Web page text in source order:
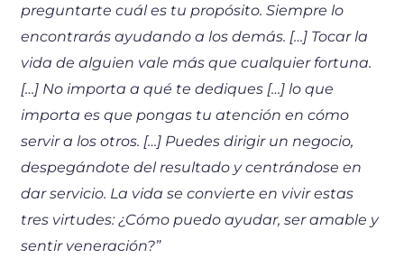
preguntarte cuál es tu propósito. Siempre lo
encontrarás ayudando a los demás. […] Tocar la
vida de alguien vale más que cualquier fortuna.
[…] No importa a qué te dediques […] lo que
importa es que pongas tu atención en cómo
servir a los otros. […] Puedes dirigir un negocio,
despegándote del resultado y centrándose en
dar servicio. La vida se convierte en vivir estas
tres virtudes: ¿Cómo puedo ayudar, ser amable y
sentir veneración?”